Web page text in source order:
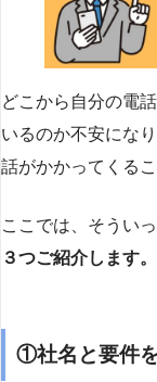
どこから自分の電
いるのか不安にな
話がかかってくる
ここでは、そうい
３つご紹介します。
①社名と要件